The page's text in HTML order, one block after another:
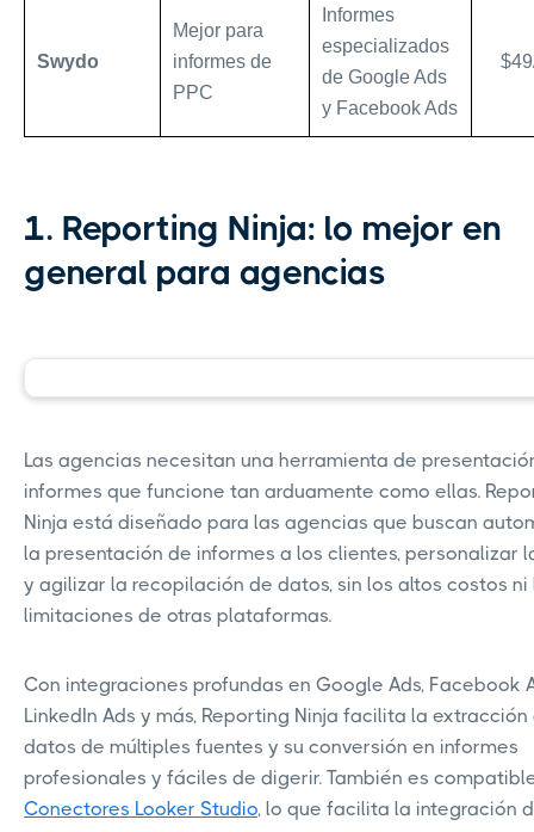
Swydo
Mejor para
informes de
PPC
Informes
especializados
de Google Ads
y Facebook Ads
1. Reporting Ninja: lo mejor en
general para agencias
Las agencias necesitan una herramienta de
informes que funcione tan arduamente como ellas.
Ninja está diseñado para las agencias que buscan
la presentación de informes a los clientes, personalizar
y agilizar la recopilación de datos, sin los altos costos ni
limitaciones de otras plataformas.
Con integraciones profundas en Google Ads, Facebook
LinkedIn Ads y más, Reporting Ninja facilita la extracción
datos de múltiples fuentes y su conversión en informes
profesionales y fáciles de digerir. También es
Conectores Looker Studio, lo que facilita la integración